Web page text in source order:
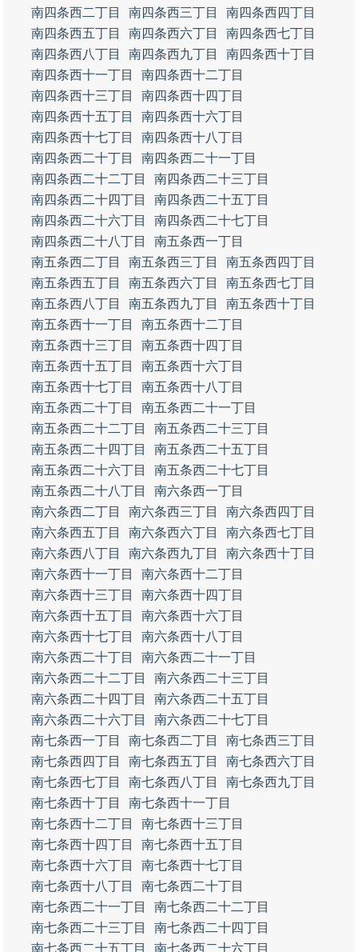
南四条西二丁目
南四条西三丁目
南四条西四丁目
南四条西五丁目
南四条西六丁目
南四条西七丁目
南四条西八丁目
南四条西九丁目
南四条西十丁目
南四条西十一丁目
南四条西十二丁目
南四条西十三丁目
南四条西十四丁目
南四条西十五丁目
南四条西十六丁目
南四条西十七丁目
南四条西十八丁目
南四条西二十丁目
南四条西二十一丁目
南四条西二十二丁目
南四条西二十三丁目
南四条西二十四丁目
南四条西二十五丁目
南四条西二十六丁目
南四条西二十七丁目
南四条西二十八丁目
南五条西一丁目
南五条西二丁目
南五条西三丁目
南五条西四丁目
南五条西五丁目
南五条西六丁目
南五条西七丁目
南五条西八丁目
南五条西九丁目
南五条西十丁目
南五条西十一丁目
南五条西十二丁目
南五条西十三丁目
南五条西十四丁目
南五条西十五丁目
南五条西十六丁目
南五条西十七丁目
南五条西十八丁目
南五条西二十丁目
南五条西二十一丁目
南五条西二十二丁目
南五条西二十三丁目
南五条西二十四丁目
南五条西二十五丁目
南五条西二十六丁目
南五条西二十七丁目
南五条西二十八丁目
南六条西一丁目
南六条西二丁目
南六条西三丁目
南六条西四丁目
南六条西五丁目
南六条西六丁目
南六条西七丁目
南六条西八丁目
南六条西九丁目
南六条西十丁目
南六条西十一丁目
南六条西十二丁目
南六条西十三丁目
南六条西十四丁目
南六条西十五丁目
南六条西十六丁目
南六条西十七丁目
南六条西十八丁目
南六条西二十丁目
南六条西二十一丁目
南六条西二十二丁目
南六条西二十三丁目
南六条西二十四丁目
南六条西二十五丁目
南六条西二十六丁目
南六条西二十七丁目
南七条西一丁目
南七条西二丁目
南七条西三丁目
南七条西四丁目
南七条西五丁目
南七条西六丁目
南七条西七丁目
南七条西八丁目
南七条西九丁目
南七条西十丁目
南七条西十一丁目
南七条西十二丁目
南七条西十三丁目
南七条西十四丁目
南七条西十五丁目
南七条西十六丁目
南七条西十七丁目
南七条西十八丁目
南七条西二十丁目
南七条西二十一丁目
南七条西二十二丁目
南七条西二十三丁目
南七条西二十四丁目
南七条西二十五丁目
南七条西二十六丁目